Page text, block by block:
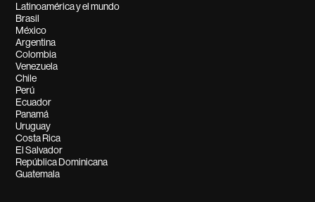
Latinoamérica y el mundo
Brasil
México
Argentina
Colombia
Venezuela
Chile
Perú
Ecuador
Panamá
Uruguay
Costa Rica
El Salvador
República Dominicana
Guatemala